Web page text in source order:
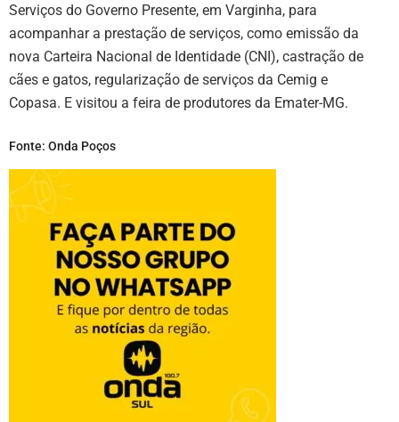
Serviços do Governo Presente, em Varginha, para
acompanhar a prestação de serviços, como emissão da
nova Carteira Nacional de Identidade (CNI), castração de
cães e gatos, regularização de serviços da Cemig e
Copasa. E visitou a feira de produtores da Emater-MG.
Fonte: Onda Poços